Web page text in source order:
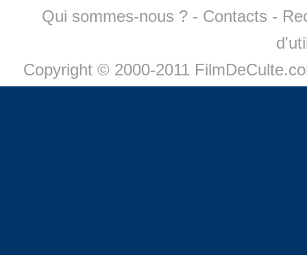
Qui sommes-nous ? - Contacts -
Copyright © 2000-2011